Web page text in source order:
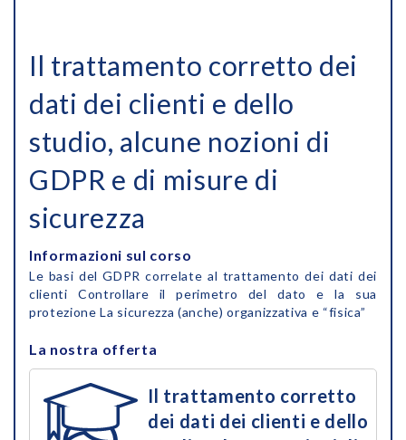
Il trattamento corretto dei
dati dei clienti e dello
studio, alcune nozioni di
GDPR e di misure di
sicurezza
Informazioni sul corso
Le basi del GDPR correlate al trattamento dei dati dei
clienti Controllare il perimetro del dato e la sua
protezione La sicurezza (anche) organizzativa e “fisica”
La nostra offerta
Il trattamento corretto
dei dati dei clienti e dello